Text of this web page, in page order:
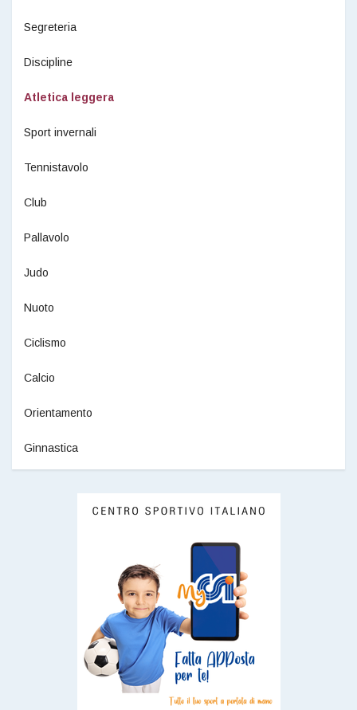
Segreteria
Discipline
Atletica leggera
Sport invernali
Tennistavolo
Club
Pallavolo
Judo
Nuoto
Ciclismo
Calcio
Orientamento
Ginnastica